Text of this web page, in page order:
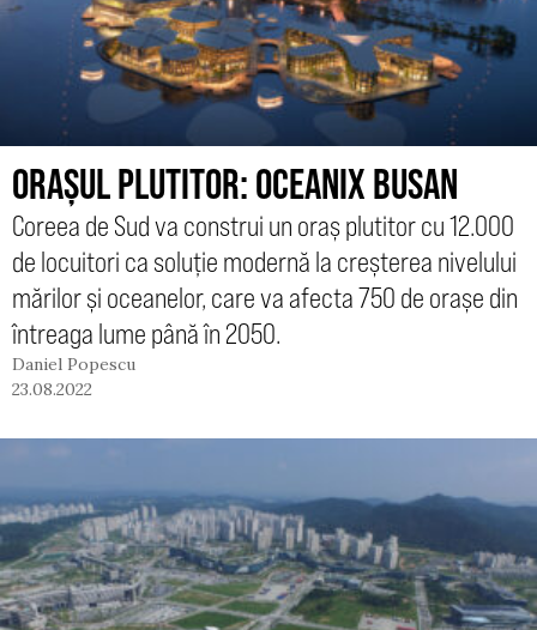
ORAȘUL PLUTITOR: OCEANIX BUSAN
Coreea de Sud va construi un oraș plutitor cu 12.000
de locuitori ca soluție modernă la creșterea nivelului
mărilor și oceanelor, care va afecta 750 de orașe din
întreaga lume până în 2050.
Daniel Popescu
23.08.2022